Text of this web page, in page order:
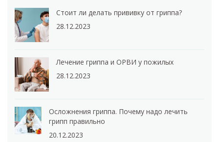
Стоит ли делать прививку от гриппа?
28.12.2023
Лечение гриппа и ОРВИ у пожилых
28.12.2023
Осложнения гриппа. Почему надо лечить
грипп правильно
20.12.2023